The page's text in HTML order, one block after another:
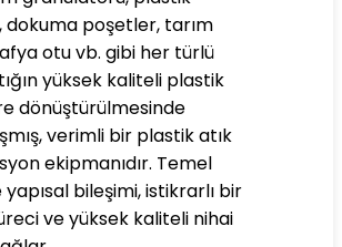
dokuma poşetler, tarım
otu vb. gibi her türlü
yüksek kaliteli plastik
dönüştürülmesinde
verimli bir plastik atık
ekipmanıdır. Temel
bileşimi, istikrarlı bir
ve yüksek kaliteli nihai